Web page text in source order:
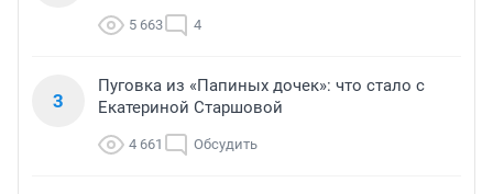
5 663 4
3
Пуговка из «Папиных дочек»: что стало с
Екатериной Старшовой
4 661 Обсудить